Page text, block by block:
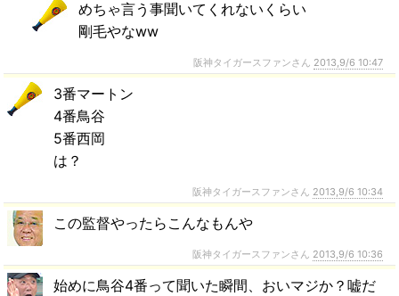
めちゃ言う事聞いてくれないくらい
剛毛やなww
阪神タイガースファンさん 2013,9/6 10:47
3番マートン
4番鳥谷
5番西岡
は？
阪神タイガースファンさん 2013,9/6 10:34
この監督やったらこんなもんや
阪神タイガースファンさん 2013,9/6 10:36
始めに鳥谷4番って聞いた瞬間、おいマジか？嘘だ